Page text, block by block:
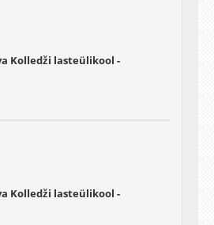
Kolledži lasteülikool -
Kolledži lasteülikool -